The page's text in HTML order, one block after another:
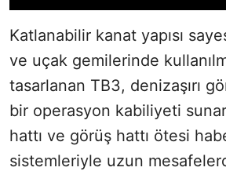
Katlanabilir kanat yapısı
ve uçak gemilerinde
tasarlanan TB3, denizaşırı
bir operasyon kabiliyeti
hattı ve görüş hattı ötesi
sistemleriyle uzun